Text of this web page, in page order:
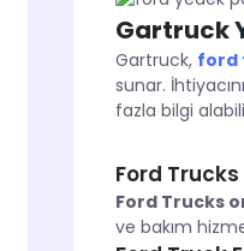
Gartruck
Gartruck, ford
sunar.
fazla bilgi
Ford
Ford Trucks
ve bakım